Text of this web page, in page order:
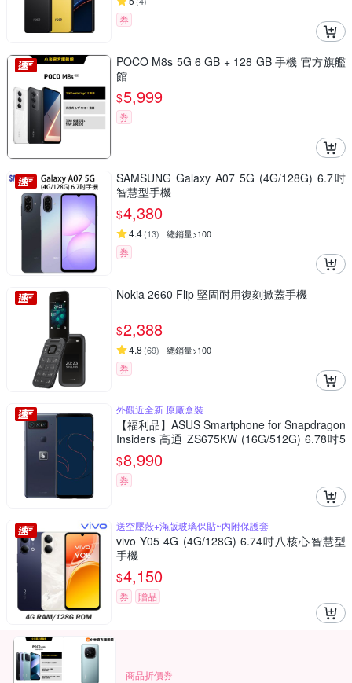
券
POCO M8s 5G 6 GB + 128 GB 手機 官方旗艦
館
$5,999
券
SAMSUNG Galaxy A07 5G (4G/128G) 6.7吋
智慧型手機
$4,380
4.4(13) 總銷量>100
券
Nokia 2660 Flip 堅固耐用復刻掀蓋手機
$2,388
4.8 (69) 總銷量>100
券
外觀近全新 原廠盒裝
【福利品】ASUS Smartphone for Snapdragon
Insiders 高通 ZS675KW (16G/512G) 6.78吋5
G智慧型手機
$8,990
券
送空壓殼+滿版玻璃保貼~內附保護套
vivo Y05 4G (4G/128G) 6.74吋八核心智慧型
手機
$4,150
券 贈品
商品折價券